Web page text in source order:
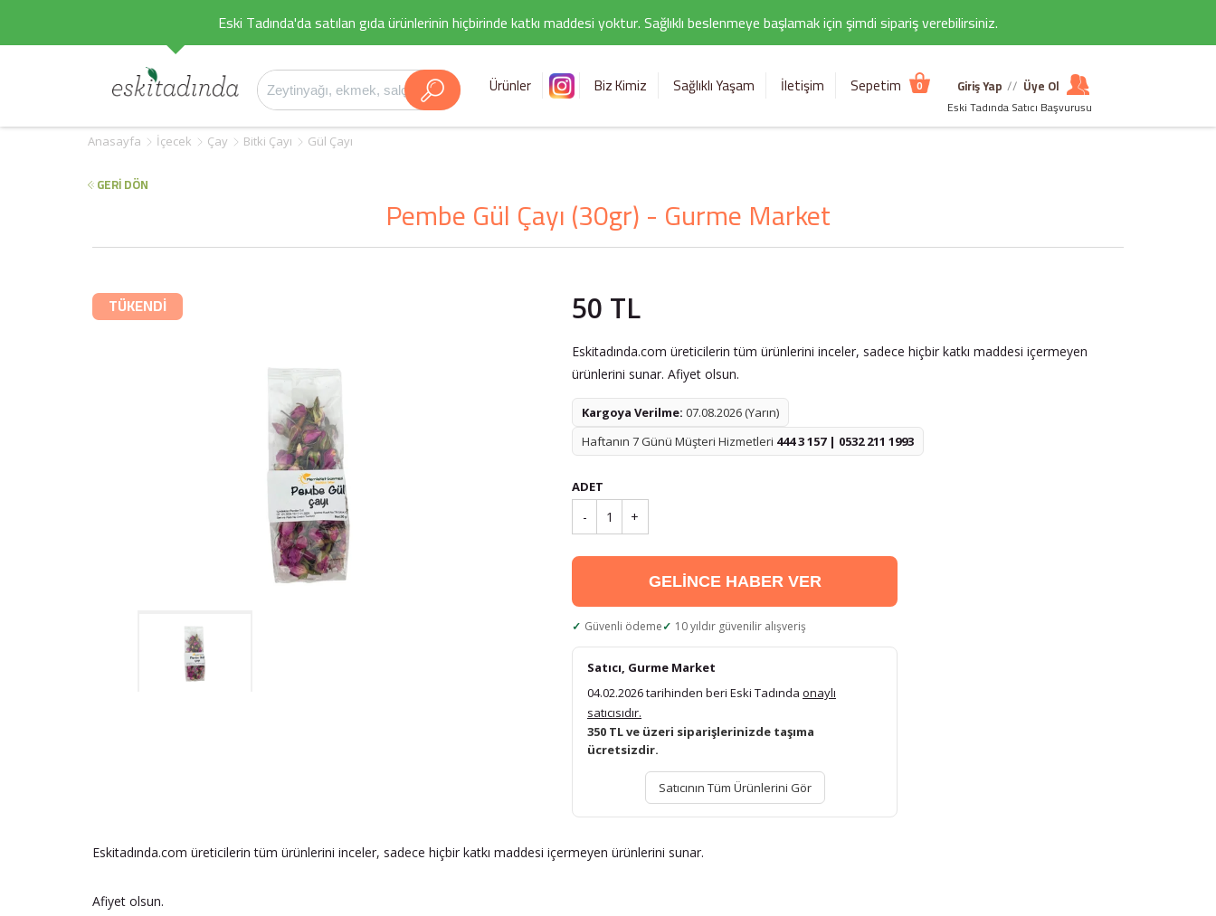
Eski Tadında'da satılan gıda ürünlerinin hiçbirinde katkı maddesi yoktur. Sağlıklı beslenmeye başlamak için şimdi sipariş verebilirsiniz.
Ürünler Biz Kimiz Sağlıklı Yaşam İletişim Sepetim 0 Giriş Yap // Üye Ol
Eski Tadında Satıcı Başvurusu
Anasayfa İçecek Çay Bitki Çayı Gül Çayı
GERİ DÖN
Pembe Gül Çayı (30gr) - Gurme Market
TÜKENDİ 50 TL
Eskitadında.com üreticilerin tüm ürünlerini inceler, sadece hiçbir katkı maddesi içermeyen
ürünlerini sunar. Afiyet olsun.
Kargoya Verilme: 07.08.2026 (Yarın)
Haftanın 7 Günü Müşteri Hizmetleri 444 3 157 | 0532 211 1993
ADET
- 1 +
GELİNCE HABER VER
Güvenli ödeme 10 yıldır güvenilir alışveriş
Satıcı, Gurme Market
04.02.2026 tarihinden beri Eski Tadında onaylı
satıcısıdır.
350 TL ve üzeri siparişlerinizde taşıma
ücretsizdir.
Satıcının Tüm Ürünlerini Gör
Eskitadında.com üreticilerin tüm ürünlerini inceler, sadece hiçbir katkı maddesi içermeyen ürünlerini sunar.
Afiyet olsun.